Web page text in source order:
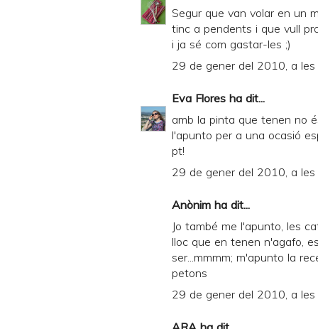
Segur que van volar en un
tinc a pendents i que vull
i ja sé com gastar-les ;)
29 de gener del 2010, a
Eva Flores ha dit...
amb la pinta que tenen no
l'apunto per a una ocasió
pt!
29 de gener del 2010, a
Anònim ha dit...
Jo també me l'apunto, les
lloc que en tenen n'agafo,
ser...mmmm; m'apunto la
petons
29 de gener del 2010, a